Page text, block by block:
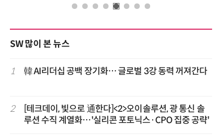
SW 많이 본 뉴스
1 韓 AI리더십 공백 장기화… 글로벌 3강 동력 꺼져간다
2
[테크데이, 빛으로 通한다]<2>오이솔루션, 광 통신 솔
루션 수직 계열화…'실리콘 포토닉스·CPO 집중 공략'